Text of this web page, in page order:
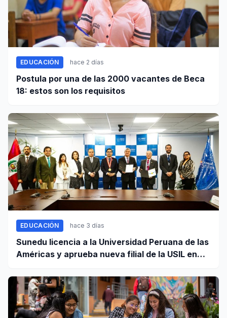
EDUCACIÓN hace 2 días
Postula por una de las 2000 vacantes de Beca
18: estos son los requisitos
EDUCACIÓN hace 3 días
Sunedu licencia a la Universidad Peruana de las
Américas y aprueba nueva filial de la USIL en